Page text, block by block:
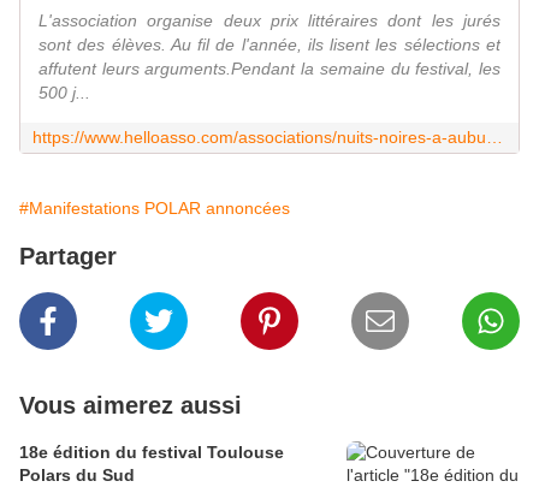
L'association organise deux prix littéraires dont les jurés
sont des élèves. Au fil de l'année, ils lisent les sélections et
affutent leurs arguments.Pendant la semaine du festival, les
500 j...
#Manifestations POLAR annoncées
Partager
Vous aimerez aussi
18e édition du festival Toulouse
Polars du Sud